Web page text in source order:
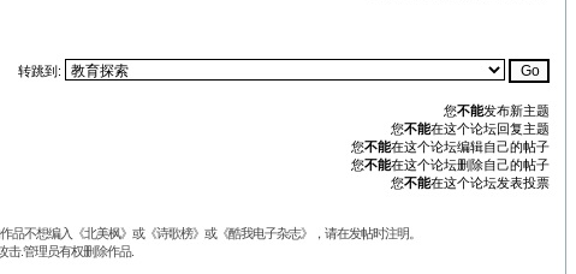
转跳到:
您不能发布新主题
您不能在这个论坛回复主题
您不能在这个论坛编辑自己的帖子
您不能在这个论坛删除自己的帖子
您不能在这个论坛发表投票
不想编入《北美枫》或《诗歌榜》或《酷我电子杂志》，请在发帖时注明。
击.管理员有权删除作品.